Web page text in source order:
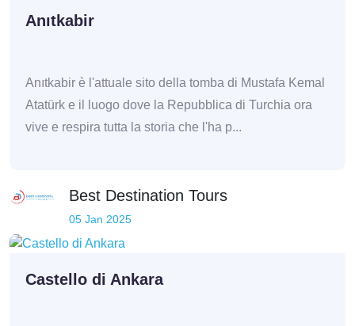
Anıtkabir
Anıtkabir è l'attuale sito della tomba di Mustafa Kemal
Atatürk e il luogo dove la Repubblica di Turchia ora
vive e respira tutta la storia che l'ha p...
Best Destination Tours
05 Jan 2025
Castello di Ankara